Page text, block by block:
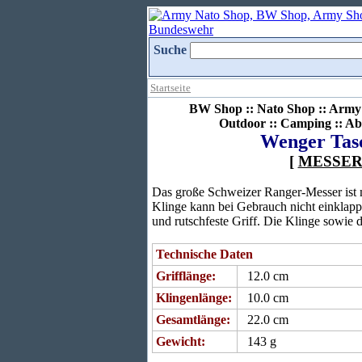
Suche
Startseite
BW Shop :: Nato Shop ::
Outdoor :: Camping ::
Wenger
[ MESSER
Das große Schweizer Ranger-Messer ist
Klinge kann bei Gebrauch nicht
und rutschfeste Griff. Die Klinge sowie
Technische Daten
Grifflänge:
12.0 cm
Klingenlänge:
10.0 cm
Gesamtlänge:
22.0 cm
Gewicht:
143 g